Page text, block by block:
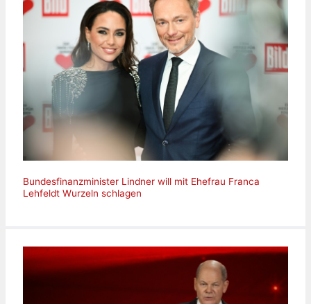
Bundesfinanzminister Lindner will mit Ehefrau Franca
Lehfeldt Wurzeln schlagen